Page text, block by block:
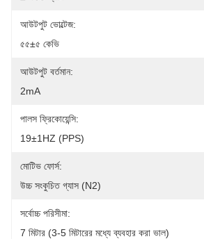
আউটপুট ভোল্টেজ:
৫৫±৫ কেভি
আউটপুট বর্তমান:
2mA
পালস ফ্রিকোয়েন্সি:
19±1HZ (PPS)
মোটিভ ফোর্স:
উচ্চ সংকুচিত গ্যাস (N2)
সর্বোচ্চ পরিসীমা:
7 মিটার (3-5 মিটারের মধ্যে ব্যবহার করা ভাল)